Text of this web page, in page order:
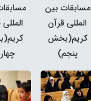
مسابقات بین
المللی قرآن
کریم(بخش
پنجم)